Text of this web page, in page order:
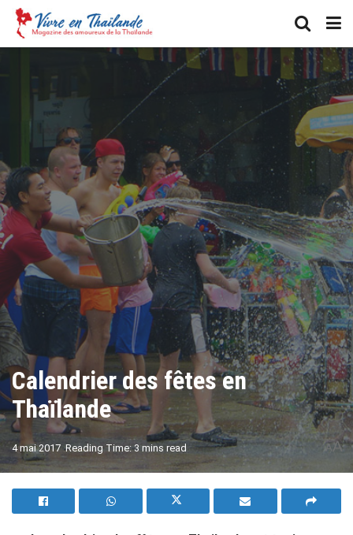
Calendrier des fêtes en
Thaïlande
4 mai 2017 Reading Time: 3 mins read AA